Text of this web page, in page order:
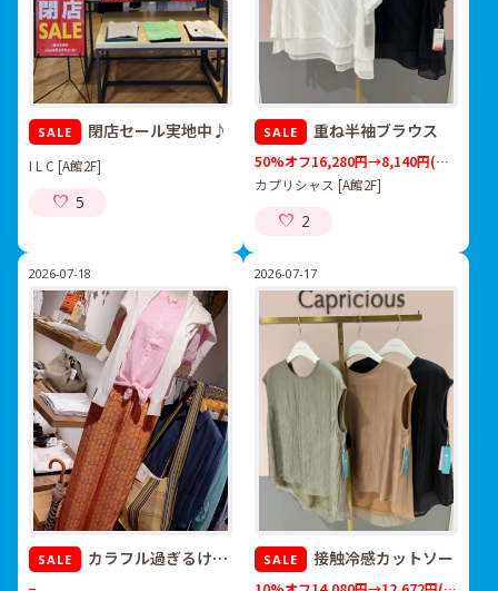
SALE 閉店セール実地中♪
I L C [A館2F]
5
SALE 重ね半袖ブラウス
50%オフ16,280円→8,140円(税込)
カプリシャス [A館2F]
2
2026-07-18
SALE カラフル過ぎるけど元気は出る服！
2026-07-17
SALE 接触冷感カットソー